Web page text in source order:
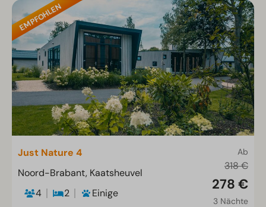
EMPFOHLEN
Ab
318 €
278 €
3 Nächte
Just Nature 4
Noord-Brabant, Kaatsheuvel
4
2
Einige